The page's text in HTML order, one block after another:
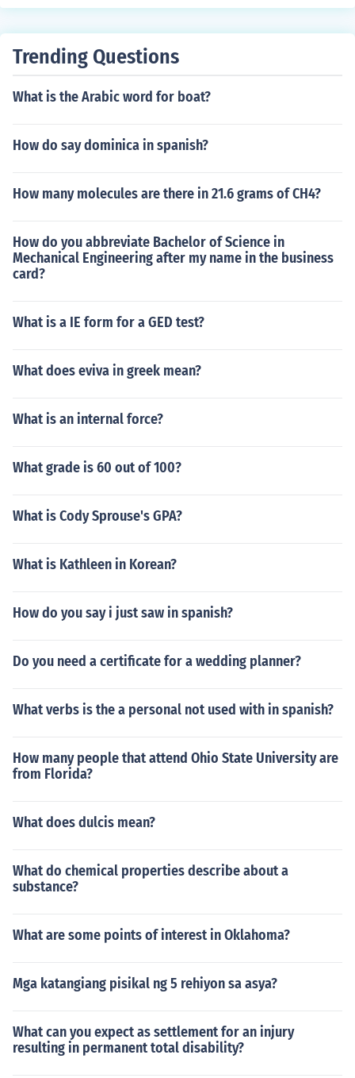
Trending Questions
What is the Arabic word for boat?
How do say dominica in spanish?
How many molecules are there in 21.6 grams of CH4?
How do you abbreviate Bachelor of Science in
Mechanical Engineering after my name in the business
card?
What is a IE form for a GED test?
What does eviva in greek mean?
What is an internal force?
What grade is 60 out of 100?
What is Cody Sprouse's GPA?
What is Kathleen in Korean?
How do you say i just saw in spanish?
Do you need a certificate for a wedding planner?
What verbs is the a personal not used with in spanish?
How many people that attend Ohio State University are
from Florida?
What does dulcis mean?
What do chemical properties describe about a
substance?
What are some points of interest in Oklahoma?
Mga katangiang pisikal ng 5 rehiyon sa asya?
What can you expect as settlement for an injury
resulting in permanent total disability?